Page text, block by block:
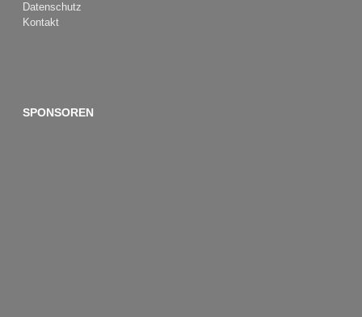
Datenschutz
Kontakt
SPONSOREN